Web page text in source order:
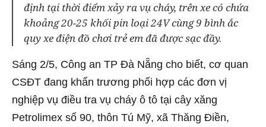
định tại thời điểm xảy ra vụ cháy, trên xe có chứa
khoảng 20-25 khối pin loại 24V cùng 9 bình ắc
quy xe điện đồ chơi trẻ em đã được sạc đầy.
Sáng 2/5, Công an TP Đà Nẵng cho biết, cơ quan
CSĐT đang khẩn trương phối hợp các đơn vị
nghiệp vụ điều tra vụ cháy ô tô tại cây xăng
Petrolimex số 90, thôn Tú Mỹ, xã Thăng Điền,